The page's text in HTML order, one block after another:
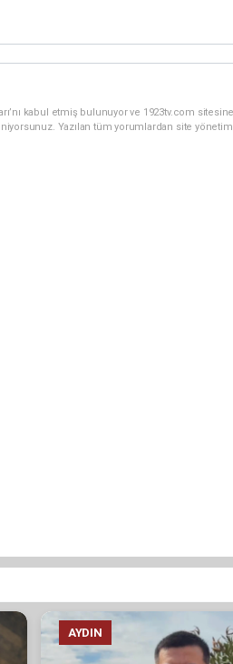
kabul etmiş bulunuyor ve 1923tv.com
Yazılan tüm yorumlardan site
AYDIN